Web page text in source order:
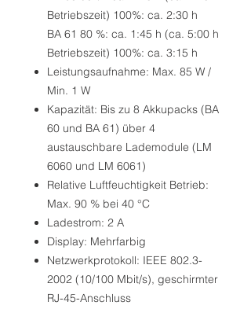
Betriebszeit) 100%: ca. 2:30 h
BA 61 80 %: ca. 1:45 h (ca. 5:00 h
Betriebszeit) 100%: ca. 3:15 h
Leistungsaufnahme: Max. 85 W /
Min. 1 W
Kapazität: Bis zu 8 Akkupacks (BA
60 und BA 61) über 4
austauschbare Lademodule (LM
6060 und LM 6061)
Relative Luftfeuchtigkeit Betrieb:
Max. 90 % bei 40 °C
Ladestrom: 2 A
Display: Mehrfarbig
Netzwerkprotokoll: IEEE 802.3-
2002 (10/100 Mbit/s), geschirmter
RJ-45-Anschluss